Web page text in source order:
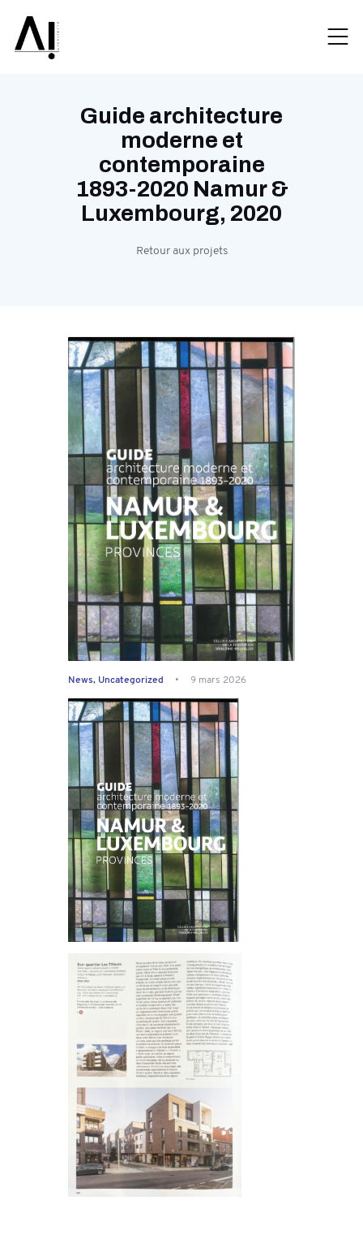
Guide architecture
moderne et
contemporaine
1893-2020 Namur &
Luxembourg, 2020
Retour aux projets
News, Uncategorized 9 mars 2026